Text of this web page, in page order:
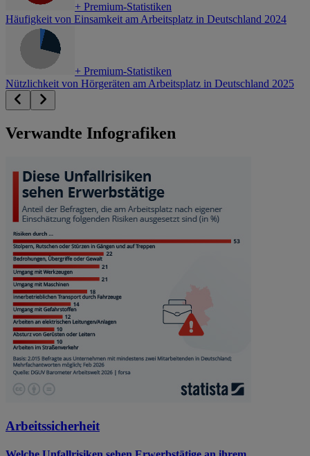
+ Premium-Statistiken
Häufigkeit von Einsamkeit am Arbeitsplatz in Deutschland 2024
+ Premium-Statistiken
Nützlichkeit von Hörgeräten am Arbeitsplatz in Deutschland 2025
Verwandte Infografiken
Arbeitssicherheit